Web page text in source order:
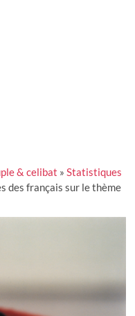
& celibat »Statistiques
des français sur le thème